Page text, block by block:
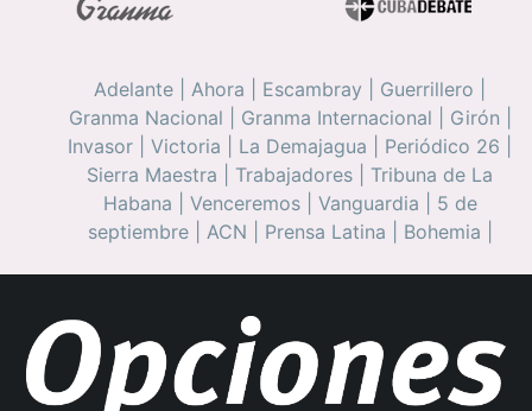
Adelante Ahora Escambray Guerrillero
Granma Nacional
Granma Internacional Girón
Invasor
Victoria La Demajagua Periódico 26
Sierra Maestra
Trabajadores
Tribuna de La
Habana
Venceremos| Vanguardia
5 de
septiembre| ACN Prensa Latina Bohemia